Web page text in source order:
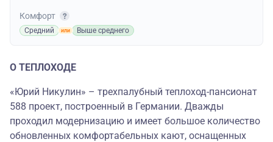
Комфорт
Средний Выше среднего
О ТЕПЛОХОДЕ
«Юрий Никулин» – трехпалубный теплоход-пансионат
588 проект, построенный в Германии. Дважды
проходил модернизацию и имеет большое количество
обновленных комфортабельных кают, оснащенных